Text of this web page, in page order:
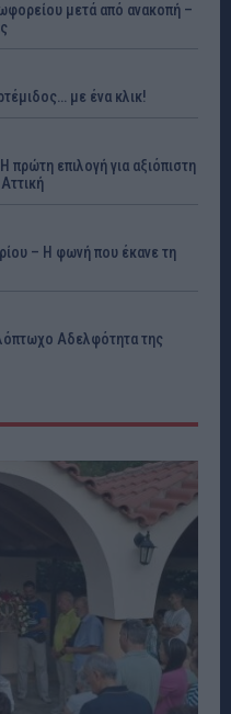
μετά από ανακοπή –
με ένα κλικ!
επιλογή για αξιόπιστη
– Η φωνή που έκανε τη
Αδελφότητα της